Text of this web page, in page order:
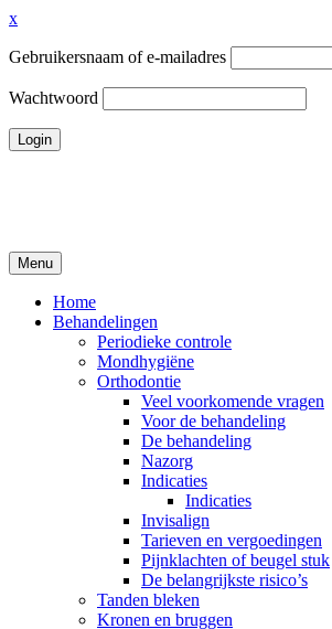
x
Gebruikersnaam of e-mailadres
Wachtwoord
Tandheelkundigcentrum Volendam
Menu
Home
Behandelingen
Periodieke controle
Mondhygiëne
Orthodontie
Veel voorkomende vragen
Voor de behandeling
De behandeling
Nazorg
Indicaties
Indicaties
Invisalign
Tarieven en vergoedingen
Pijnklachten of beugel stuk
De belangrijkste risico’s
Tanden bleken
Kronen en bruggen